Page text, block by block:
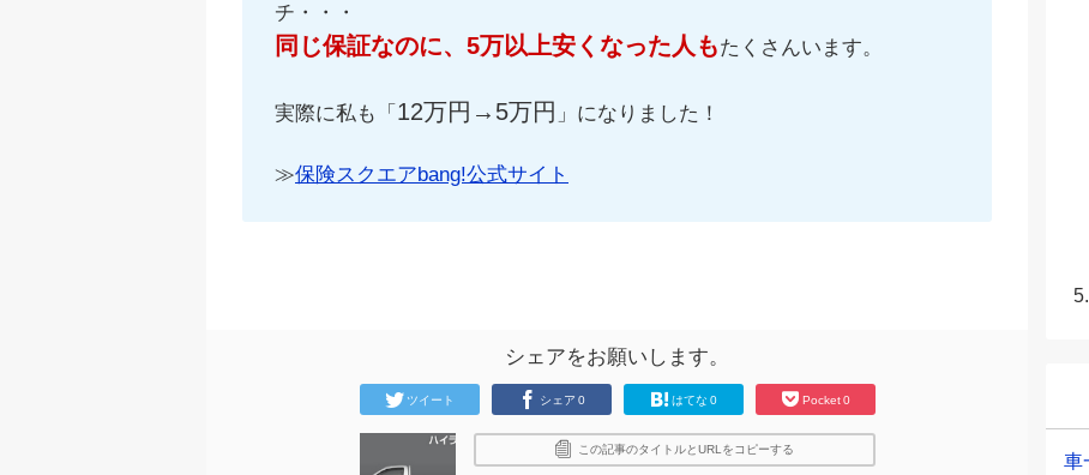
チ・・・
同じ保証なのに、5万以上安くなった人もたくさんいます。
実際に私も「 12万円→5万円 」になりました！
≫保険スクエアbang!公式サイト
シェアをお願いします。
ツイート シェア 0 はてな 0 Pocket 0
この記事のタイトルとURLをコピーする
車